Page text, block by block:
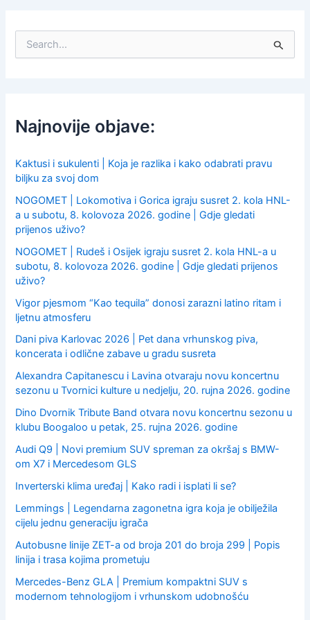
f
o
:
Najnovije objave:
Kaktusi i sukulenti | Koja je razlika i kako odabrati pravu
biljku za svoj dom
NOGOMET | Lokomotiva i Gorica igraju susret 2. kola HNL-
a u subotu, 8. kolovoza 2026. godine | Gdje gledati
prijenos uživo?
NOGOMET | Rudeš i Osijek igraju susret 2. kola HNL-a u
subotu, 8. kolovoza 2026. godine | Gdje gledati prijenos
uživo?
Vigor pjesmom “Kao tequila” donosi zarazni latino ritam i
ljetnu atmosferu
Dani piva Karlovac 2026 | Pet dana vrhunskog piva,
koncerata i odlične zabave u gradu susreta
Alexandra Capitanescu i Lavina otvaraju novu koncertnu
sezonu u Tvornici kulture u nedjelju, 20. rujna 2026. godine
Dino Dvornik Tribute Band otvara novu koncertnu sezonu u
klubu Boogaloo u petak, 25. rujna 2026. godine
Audi Q9 | Novi premium SUV spreman za okršaj s BMW-
om X7 i Mercedesom GLS
Inverterski klima uređaj | Kako radi i isplati li se?
Lemmings | Legendarna zagonetna igra koja je obilježila
cijelu jednu generaciju igrača
Autobusne linije ZET-a od broja 201 do broja 299 | Popis
linija i trasa kojima prometuju
Mercedes-Benz GLA | Premium kompaktni SUV s
modernom tehnologijom i vrhunskom udobnošću